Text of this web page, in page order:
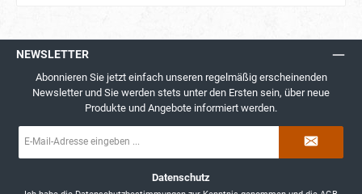
NEWSLETTER
Abonnieren Sie jetzt einfach unseren regelmäßig erscheinenden
Newsletter und Sie werden stets unter den Ersten sein, über neue
Produkte und Angebote informiert werden.
Mail-
Datenschutz